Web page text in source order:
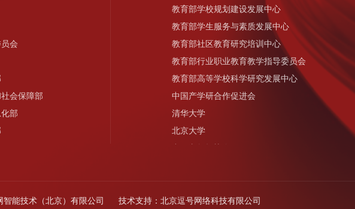
会
会保障部
部
教育部学校规划建设发展中心
教育部学生服务与素质发展中心
教育部社区教育研究培训中心
教育部行业职业教育教学指导委员会
教育部高等学校科学研究发展中心
中国产学研合作促进会
清华大学
北京大学
南昌大学
智能技术（北京）有限公司 技术支持： 北京逗号网络科技有限公司